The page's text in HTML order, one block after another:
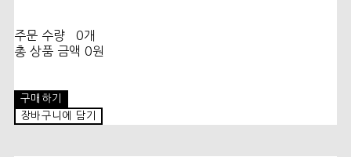
주문 수량
0개
총 상품 금액 0원
구매하기
장바구니에 담기